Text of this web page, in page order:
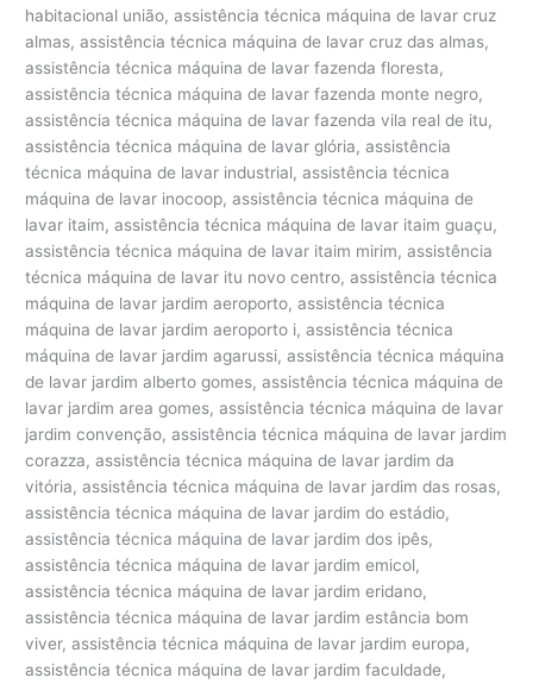
habitacional união, assistência técnica máquina de lavar cruz
almas, assistência técnica máquina de lavar cruz das almas,
assistência técnica máquina de lavar fazenda floresta,
assistência técnica máquina de lavar fazenda monte negro,
assistência técnica máquina de lavar fazenda vila real de itu,
assistência técnica máquina de lavar glória, assistência
técnica máquina de lavar industrial, assistência técnica
máquina de lavar inocoop, assistência técnica máquina de
lavar itaim, assistência técnica máquina de lavar itaim guaçu,
assistência técnica máquina de lavar itaim mirim, assistência
técnica máquina de lavar itu novo centro, assistência técnica
máquina de lavar jardim aeroporto, assistência técnica
máquina de lavar jardim aeroporto i, assistência técnica
máquina de lavar jardim agarussi, assistência técnica máquina
de lavar jardim alberto gomes, assistência técnica máquina de
lavar jardim area gomes, assistência técnica máquina de lavar
jardim convenção, assistência técnica máquina de lavar jardim
corazza, assistência técnica máquina de lavar jardim da
vitória, assistência técnica máquina de lavar jardim das rosas,
assistência técnica máquina de lavar jardim do estádio,
assistência técnica máquina de lavar jardim dos ipês,
assistência técnica máquina de lavar jardim emicol,
assistência técnica máquina de lavar jardim eridano,
assistência técnica máquina de lavar jardim estância bom
viver, assistência técnica máquina de lavar jardim europa,
assistência técnica máquina de lavar jardim faculdade,